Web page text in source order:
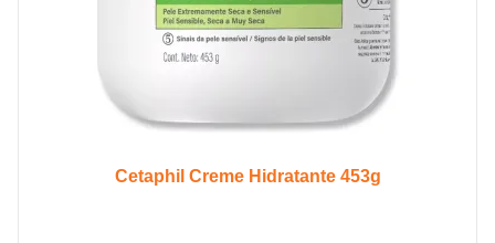
Cetaphil Creme Hidratante 453g